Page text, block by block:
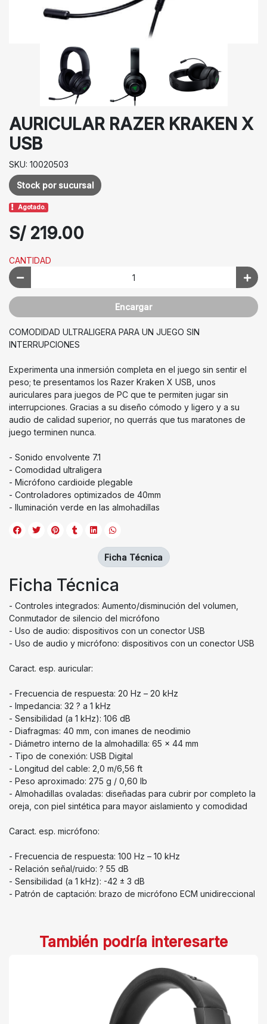
AURICULAR RAZER KRAKEN X
USB
SKU: 10020503
Stock por sucursal
Agotado.
S/ 219.00
CANTIDAD
Encargar
COMODIDAD ULTRALIGERA PARA UN JUEGO SIN
INTERRUPCIONES
Experimenta una inmersión completa en el juego sin sentir el
peso; te presentamos los Razer Kraken X USB, unos
auriculares para juegos de PC que te permiten jugar sin
interrupciones. Gracias a su diseño cómodo y ligero y a su
audio de calidad superior, no querrás que tus maratones de
juego terminen nunca.
- Sonido envolvente 7.1
- Comodidad ultraligera
- Micrófono cardioide plegable
- Controladores optimizados de 40mm
- Iluminación verde en las almohadillas
Ficha Técnica
- Controles integrados: Aumento/disminución del volumen,
Conmutador de silencio del micrófono
- Uso de audio: dispositivos con un conector USB
- Uso de audio y micrófono: dispositivos con un conector USB
Caract. esp. auricular:
- Frecuencia de respuesta: 20 Hz – 20 kHz
- Impedancia: 32 ? a 1 kHz
- Sensibilidad (a 1 kHz): 106 dB
- Diafragmas: 40 mm, con imanes de neodimio
- Diámetro interno de la almohadilla: 65 x 44 mm
- Tipo de conexión: USB Digital
- Longitud del cable: 2,0 m/6,56 ft
- Peso aproximado: 275 g / 0,60 lb
- Almohadillas ovaladas: diseñadas para cubrir por completo la
oreja, con piel sintética para mayor aislamiento y comodidad
Caract. esp. micrófono:
- Frecuencia de respuesta: 100 Hz – 10 kHz
- Relación señal/ruido: ? 55 dB
- Sensibilidad (a 1 kHz): -42 ± 3 dB
- Patrón de captación: brazo de micrófono ECM unidireccional
Ficha Técnica
También podría interesarte